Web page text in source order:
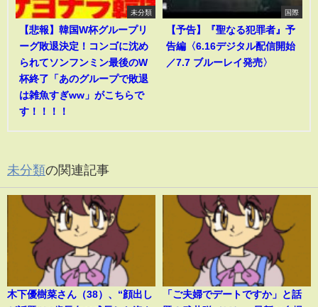
未分類
【悲報】韓国W杯グループリ
ーグ敗退決定！コンゴに沈め
られてソンフンミン最後のW
杯終了「あのグループで敗退
は雑魚すぎww」がこちらで
す！！！！
国際
【予告】『聖なる犯罪者』予
告編〈6.16デジタル配信開始
／7.7 ブルーレイ発売〉
未分類の関連記事
木下優樹菜さん（38）、“顔出し
「ご夫婦でデートですか」と話